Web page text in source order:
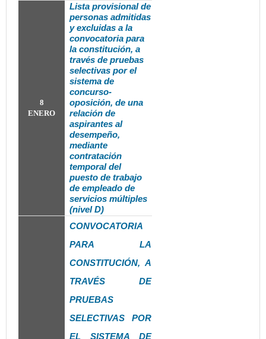
8
ENERO
Lista provisional de
personas admitidas
y excluidas a la
convocatoria para
la constitución, a
través de pruebas
selectivas por el
sistema de
concurso-
oposición, de una
relación de
aspirantes al
desempeño,
mediante
contratación
temporal del
puesto de trabajo
de empleado de
servicios múltiples
(nivel D)
CONVOCATORIA
PARA LA
CONSTITUCIÓN, A
TRAVÉS DE
PRUEBAS
SELECTIVAS POR
EL SISTEMA DE